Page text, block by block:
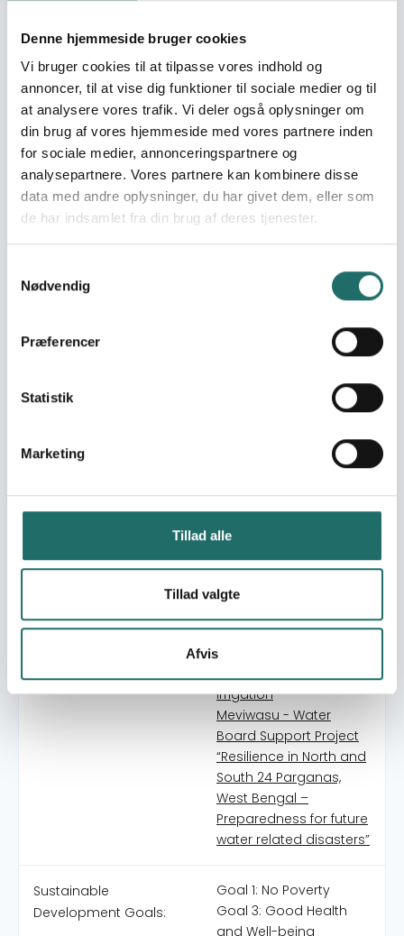
Denne hjemmeside bruger cookies
Vi bruger cookies til at tilpasse vores indhold og
annoncer, til at vise dig funktioner til sociale medier og til
at analysere vores trafik. Vi deler også oplysninger om
din brug af vores hjemmeside med vores partnere inden
for sociale medier, annonceringspartnere og
analysepartnere. Vores partnere kan kombinere disse
data med andre oplysninger, du har givet dem, eller som
de har indsamlet fra din brug af deres tjenester.
Nødvendig
Præferencer
Statistik
Marketing
Tillad alle
Tillad valgte
Afvis
South 24 Parganas,
Preparedness for future
water related diseases.
Building Cooperativism
in Rural Ecuador
Lokal management af
vand og sundhed i
Likamba
Vand og Sanitets-
Engagement of the
citizens in monitoring
Joint Finalisation for
"Rural and Peri-Urban
Water and Adaptation
Sundarbans. Solutions
to Water Availability,
Sustainable water
resources
Bengal, India: Balancing
needs and use for
households and
irrigation
Meviwasu - Water
Board Support Project
“Resilience in North and
South 24 Parganas,
West Bengal –
Preparedness for future
water related disasters”
Sustainable
Development Goals:
Goal 1: No Poverty
Goal 3: Good Health
and Well-being